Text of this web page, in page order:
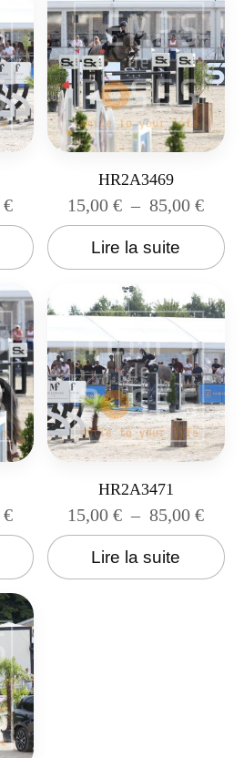
€
HR2A3469
15,00€ – 85,00€
Lire la suite
€
HR2A3471
15,00€ – 85,00€
Lire la suite